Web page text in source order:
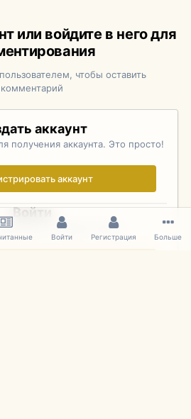
или войдите в него для
чтобы оставить
комментарий
аккаунт
получения аккаунта. Это просто!
аккаунт
Войти
Войдите здесь.
Войти Регистрация Больше